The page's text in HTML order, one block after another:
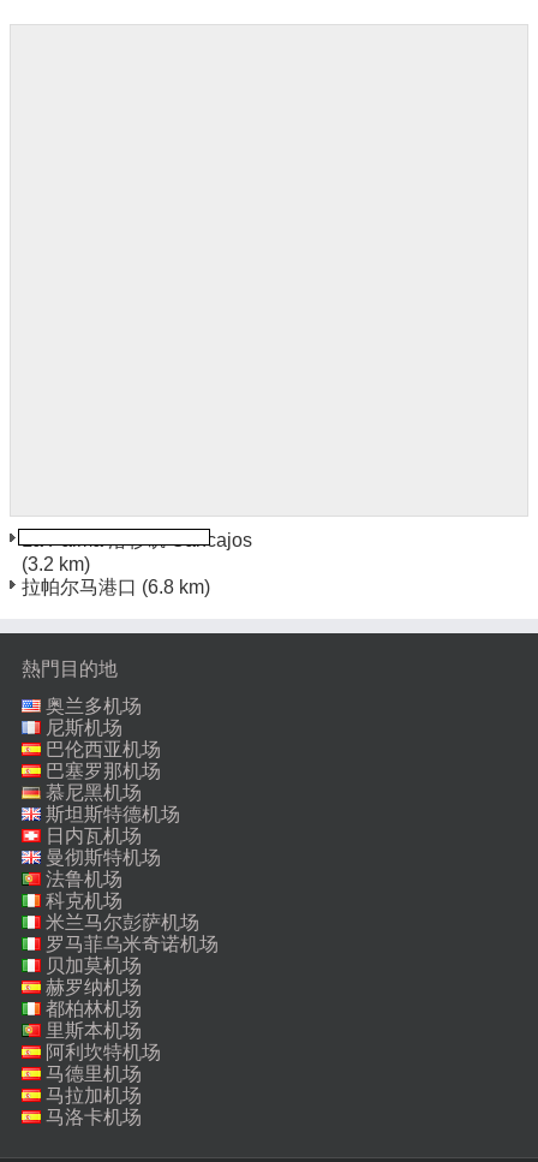
La Palma 洛杉矶 Cancajos
(3.2 km)
拉帕尔马港口 (6.8 km)
熱門目的地
奥兰多机场
尼斯机场
巴伦西亚机场
巴塞罗那机场
慕尼黑机场
斯坦斯特德机场
日内瓦机场
曼彻斯特机场
法鲁机场
科克机场
米兰马尔彭萨机场
罗马菲乌米奇诺机场
贝加莫机场
赫罗纳机场
都柏林机场
里斯本机场
阿利坎特机场
马德里机场
马拉加机场
马洛卡机场